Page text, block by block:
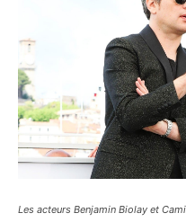
Les acteurs Benjamin Biolay et